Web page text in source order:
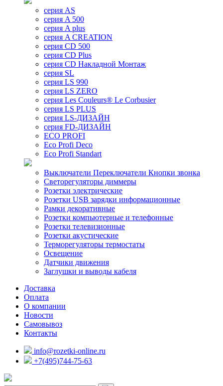
серия AS
серия A 500
серия A plus
серия A CREATION
серия CD 500
серия CD Plus
серия CD Накладной Монтаж
серия SL
серия LS 990
серия LS ZERO
серия Les Couleurs® Le Corbusier
серия LS PLUS
серия LS-ДИЗАЙН
серия FD-ДИЗАЙН
ECO PROFI
Eco Profi Deco
Eco Profi Standart
Выключатели Переключатели Кнопки звонка
Светорегуляторы диммеры
Розетки электрические
Розетки USB зарядки информационные
Рамки декоративные
Розетки компьютерные и телефонные
Розетки телевизионные
Розетки акустические
Терморегуляторы термостаты
Освещение
Датчики движения
Заглушки и выводы кабеля
Доставка
Оплата
О компании
Новости
Самовывоз
Контакты
info@rozetki-online.ru
+7(495)744-75-63